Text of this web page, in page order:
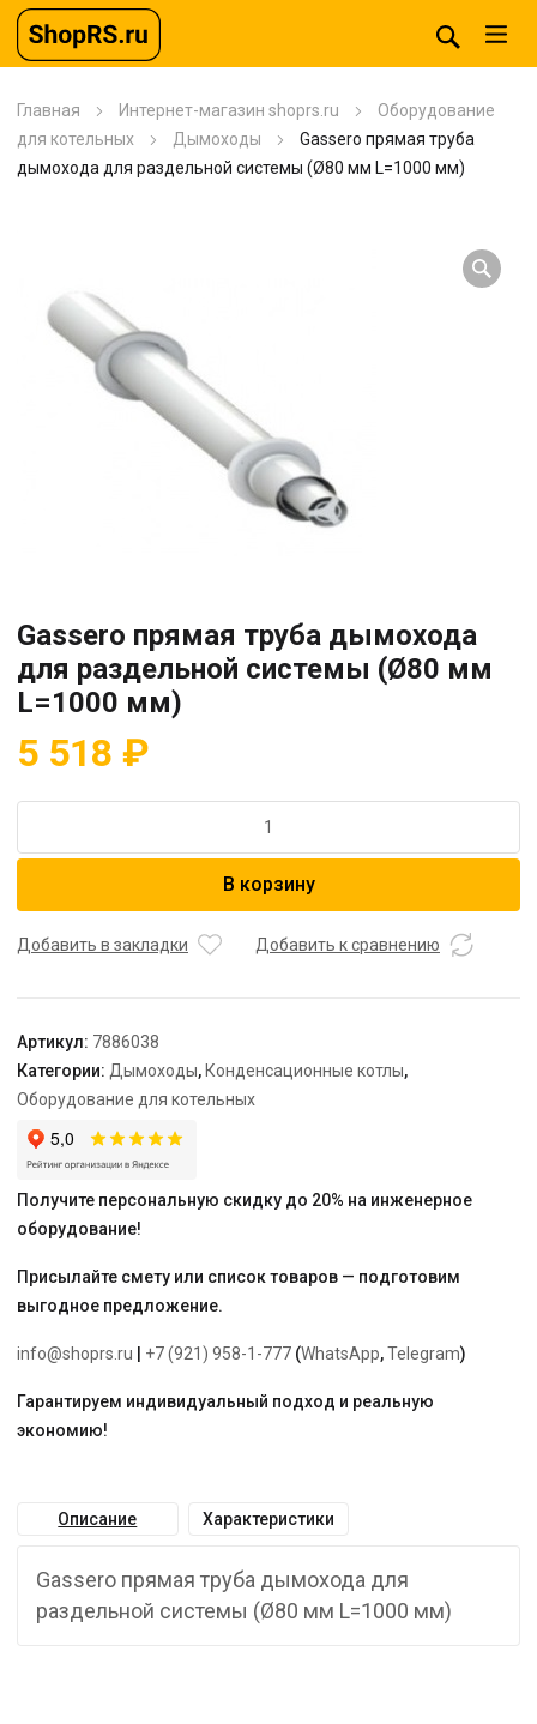
Главная Интернет-магазин shoprs.ru
Оборудование
для котельных
Дымоходы
Gassero прямая труба
дымохода для раздельной системы (Ø80 мм L=1000 мм)
Gassero прямая труба дымохода
для раздельной системы (Ø80 мм
L=1000 мм)
5 518 ₽
Gassero
дымохода
(Ø80
мм
L=1000
мм)
В корзину
Добавить в закладки Добавить к сравнению
Артикул: 7886038
Категории: Дымоходы, Конденсационные котлы,
Оборудование для котельных
Получите персональную скидку до 20% на инженерное
оборудование!
Присылайте смету или список товаров — подготовим
выгодное предложение.
info@shoprs.ru +7 (921) 958-1-777 (WhatsApp,Telegram)
Гарантируем индивидуальный подход и реальную
экономию!
Описание Характеристики
Gassero прямая труба дымохода для
раздельной системы (Ø80 мм L=1000 мм)